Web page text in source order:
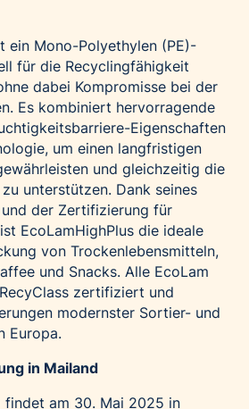
ein Mono-Polyethylen (PE)-
für die Recyclingfähigkeit
dabei Kompromisse bei der
Es kombiniert hervorragende
Eigenschaften
um einen langfristigen
und gleichzeitig die
unterstützen. Dank seines
der Zertifizierung für
EcoLamHighPlus die ideale
von Trockenlebensmitteln,
und Snacks. Alle EcoLam
zertifiziert und
modernster Sortier- und
Europa.
in Mailand
findet am 30. Mai 2025 in